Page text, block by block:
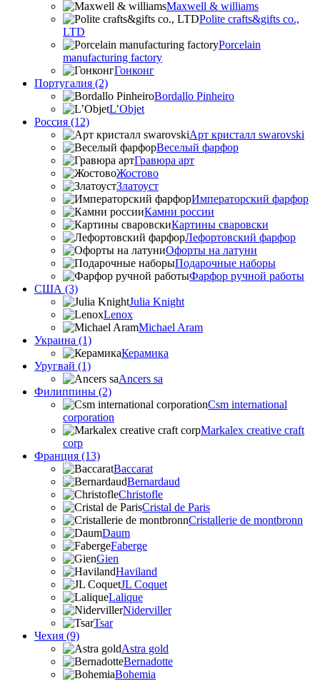
Maxwell & williams
Polite crafts&gifts co.,
LTD
Porcelain
manufacturing factory
Гонконг
Португалия (2)
Bordallo Pinheiro
L’Objet
Россия (12)
Арт кристалл swarovski
Веселый фарфор
Гравюра арт
Жостово
Златоуст
Императорский фарфор
Камни россии
Картины сваровски
Лефортовский фарфор
Офорты на латуни
Подарочные наборы
Фарфор ручной работы
США (3)
Julia Knight
Lenox
Michael Aram
Украина (1)
Керамика
Уругвай (1)
Ancers sa
Филиппины (2)
Csm international
corporation
Markalex creative craft
corp
Франция (13)
Baccarat
Bernardaud
Christofle
Cristal de Paris
Cristallerie de montbronn
Daum
Faberge
Gien
Haviland
JL Coquet
Lalique
Niderviller
Tsar
Чехия (9)
Astra gold
Bernadotte
Bohemia